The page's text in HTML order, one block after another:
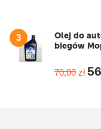
3
Olej do
biegów
70,00 zł